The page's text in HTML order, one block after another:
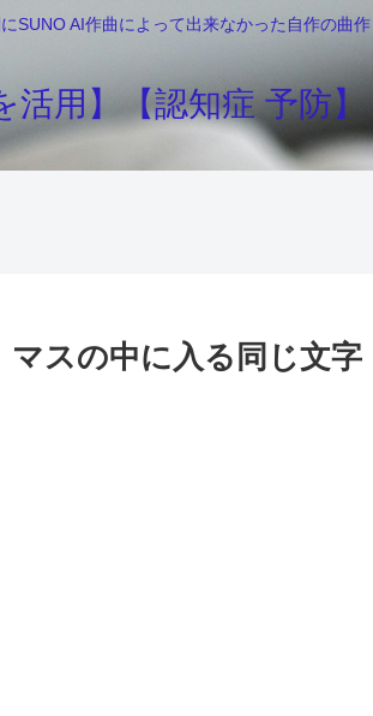
AI作曲によって出来なかった自作の曲
活用】【認知症 予防】
マスの中に入る同じ文字